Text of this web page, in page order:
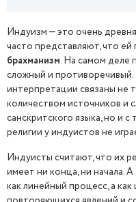
Индуизм — это очень
часто представляют, что
брахманизм. На самом деле
сложный и противоречивый.
интерпретации связаны не
количеством источников и
санскритского языка, но и
религии у индуистов не
Индуисты считают, что их
имеет ни конца, ни начала.
как линейный процесс, а